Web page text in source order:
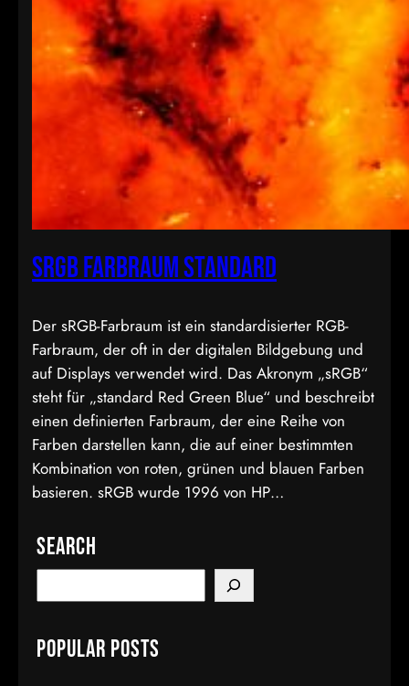
sRGB Farbraum Standard
Der sRGB-Farbraum ist ein standardisierter RGB-
Farbraum, der oft in der digitalen Bildgebung und
auf Displays verwendet wird. Das Akronym „sRGB“
steht für „standard Red Green Blue“ und beschreibt
einen definierten Farbraum, der eine Reihe von
Farben darstellen kann, die auf einer bestimmten
Kombination von roten, grünen und blauen Farben
basieren. sRGB wurde 1996 von HP…
Search
e
r
Popular Posts